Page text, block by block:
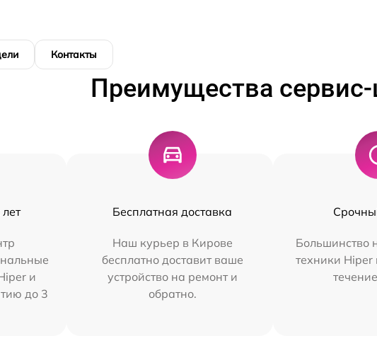
Контакты
Преимущества сервис-
и
до 3
Бесплатная доставка
Наш курьер в Кирове
бесплатно доставит ваше
устройство на ремонт и
обратно.
Большинство
техники